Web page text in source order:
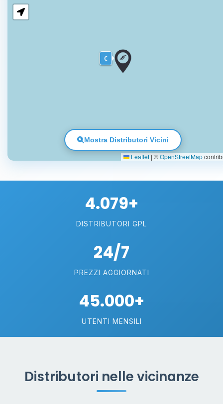
€
Leaflet | ©OpenStreetMap
Mostra Distributori Vicini
4.079+
DISTRIBUTORI GPL
24/7
PREZZI AGGIORNATI
45.000+
UTENTI MENSILI
Distributori nelle vicinanze